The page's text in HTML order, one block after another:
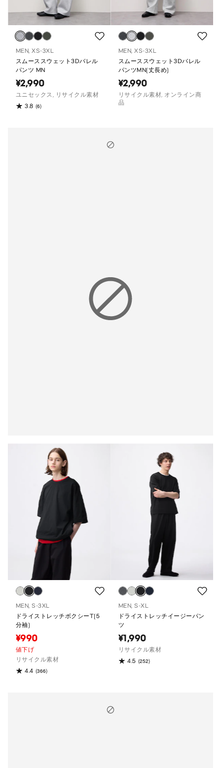
MEN, XS-3XL
スムーススウェット3Dバレル
パンツ MN
¥2,990
ユニセックス, リサイクル素材
3.8 (6)
MEN, XS-3XL
スムーススウェット3Dバレル
パンツMN(丈長め)
¥2,990
リサイクル素材, オンライン商
品
MEN, S-3XL
ドライストレッチボクシーT(5
分袖)
¥990
値下げ
リサイクル素材
4.4 (366)
MEN, S-XL
ドライストレッチイージーパン
ツ
¥1,990
リサイクル素材
4.5 (252)